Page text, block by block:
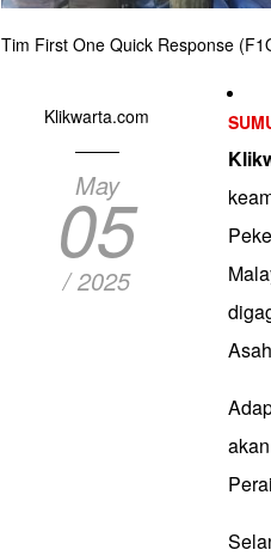
Tim First One Quick Response
Klikwarta.com
May
05
/ 2025